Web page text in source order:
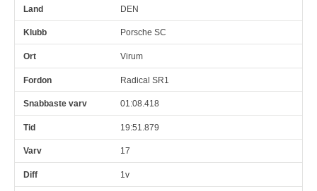
DEN
Porsche SC
Virum
Radical SR1
01:08.418
19:51.879
17
1v